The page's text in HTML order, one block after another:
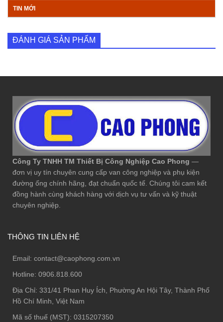
TIN MỚI
ĐÁNH GIÁ SẢN PHẨM
Công Ty TNHH TM Thiết Bị Công Nghiệp Cao Phong —
đơn vị uy tín chuyên cung cấp van công nghiệp và phụ kiện
đường ống chính hãng, đạt chuẩn quốc tế. Chúng tôi cam kết
đồng hành cùng khách hàng với dịch vụ tư vấn và kỹ thuật
chuyên nghiệp.
THÔNG TIN LIÊN HỆ
Email: contact@caophong.com.vn
Hotline: 0906.818.600
Địa Chỉ: 331/41 Phan Huy Ích, Phường An Hội Tây, Thành Phố
Hồ Chí Minh, Việt Nam
Mã số thuế (MST): 0315207350